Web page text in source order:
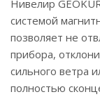
Нивелир
системой
позволяет не
прибора,
сильного ветра
полностью